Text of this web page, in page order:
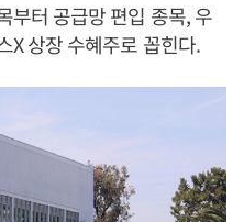
부터 공급망 편입 종목, 우
X 상장 수혜주로 꼽힌다.